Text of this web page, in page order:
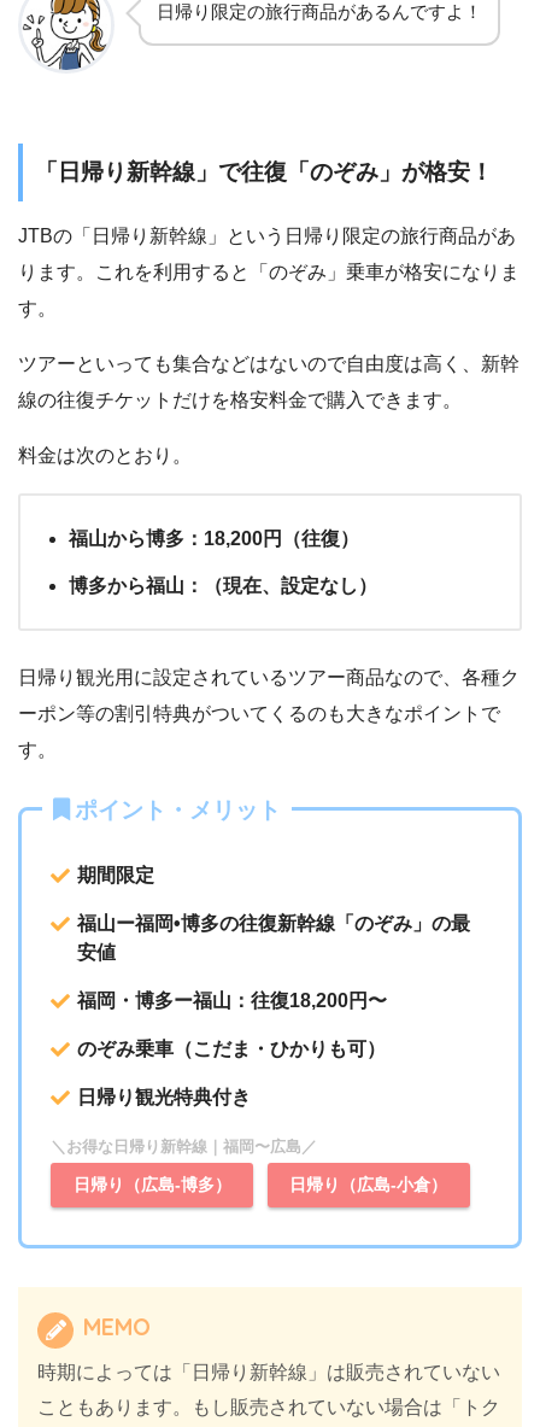
日帰り限定の旅行商品があるんですよ！
「日帰り新幹線」で往復「のぞみ」が格安！
JTBの「日帰り新幹線」という日帰り限定の旅行商品があ
ります。これを利用すると「のぞみ」乗車が格安になりま
す。
ツアーといっても集合などはないので自由度は高く、新幹
線の往復チケットだけを格安料金で購入できます。
料金は次のとおり。
福山から博多：18,200円（往復）
博多から福山：（現在、設定なし）
日帰り観光用に設定されているツアー商品なので、各種ク
ーポン等の割引特典がついてくるのも大きなポイントで
す。
ポイント・メリット
期間限定
福山ー福岡•博多の往復新幹線「のぞみ」の最
安値
福岡・博多ー福山：往復18,200円〜
のぞみ乗車（こだま・ひかりも可）
日帰り観光特典付き
＼お得な日帰り新幹線｜福岡〜広島／
日帰り（広島-博多） 日帰り（広島-小倉）
MEMO
時期によっては「日帰り新幹線」は販売されていない
こともあります。もし販売されていない場合は「トク